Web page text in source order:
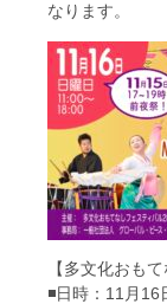
なります。
【多文化おも
◾️日時：11月